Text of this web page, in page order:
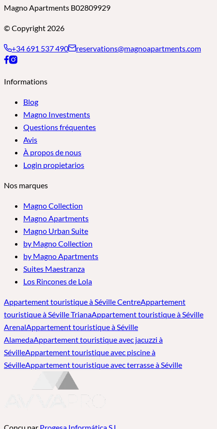
Magno Apartments B02809929
© Copyright 2026
+34 691 537 490 reservations@magnoapartments.com
Informations
Blog
Magno Investments
Questions fréquentes
Avis
À propos de nous
Login propietarios
Nos marques
Magno Collection
Magno Apartments
Magno Urban Suite
by Magno Collection
by Magno Apartments
Suites Maestranza
Los Rincones de Lola
Appartement touristique à Séville CentreAppartement
touristique à Séville TrianaAppartement touristique à Séville
ArenalAppartement touristique à Séville
AlamedaAppartement touristique avec jacuzzi à
SévilleAppartement touristique avec piscine à
SévilleAppartement touristique avec terrasse à Séville